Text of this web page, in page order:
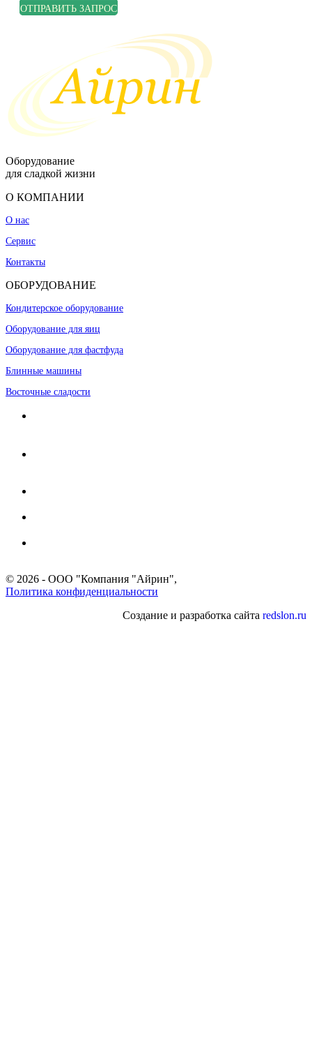
ОТПРАВИТЬ ЗАПРОС
Оборудование
для сладкой жизни
О КОМПАНИИ
О нас
Сервис
Контакты
ОБОРУДОВАНИЕ
Кондитерское оборудование
Оборудование для яиц
Оборудование для фастфуда
Блинные машины
Восточные сладости
© 2026 - ООО "Компания "Айрин",
Политика конфиденциальности
Создание и разработка сайта redslon.ru